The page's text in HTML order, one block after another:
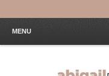
MENU